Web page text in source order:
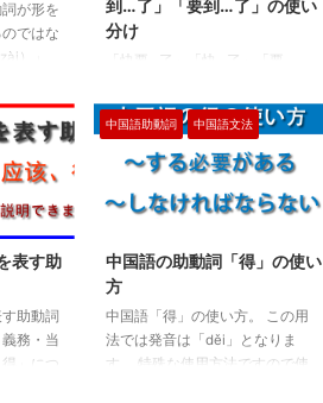
が形を
ではな
）」
表現し
は動作
過去
「了
作の完
すわけ
すに
時間表
詞+了
到…了」「要到…了」の使い
分け
「快要…了」「快…了」「要…
「要到…了」の使い分け 中国語の
「快要…了」「快…了」「要…
了」「就要…了」「快到…了」
「要到…了」は、どれも「まもな
く～する」「もうすぐ～になる」
妙なニュアンスの違いがありま
す。 それぞれの使い方を例文と
ともに解説します。 時間や状況
が近づいていることを表す「快
要…了」「快…了」 「快要…了」
表す助
助動詞
務・当
」につ
中国語助動詞 中国語文法
中国語の助動詞「得」の使い
方
中国語「得」の使い方。 この用
法では発音は「děi」となりま
す。 特殊な使用方法ですので使